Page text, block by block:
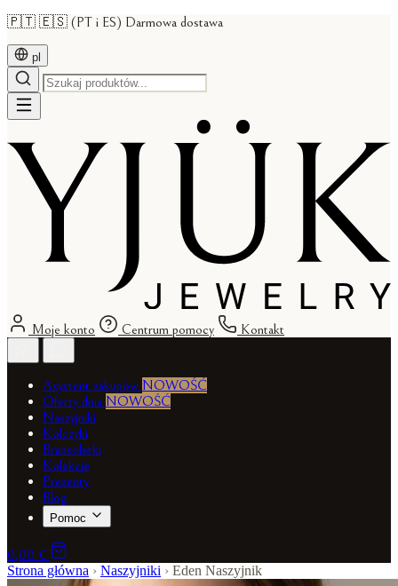
🇵🇹 🇪🇸 (PT i ES) Darmowa dostawa
pl
Moje konto Centrum pomocy Kontakt
Asystent zakupów NOWOŚĆ
Oferty dnia NOWOŚĆ
Naszyjniki
Kolczyki
Bransoletki
Kolekcje
Prezenty
Blog
Pomoc
0,00 €
Strona główna › Naszyjniki › Eden Naszyjnik